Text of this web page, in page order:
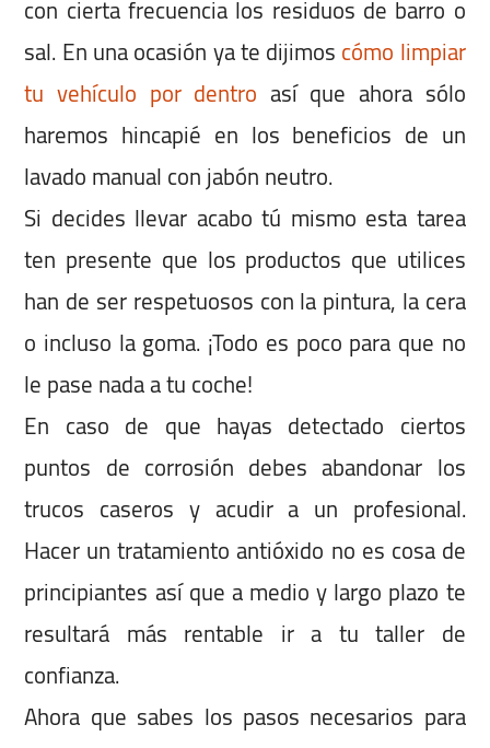
con cierta frecuencia los residuos de barro o
sal. En una ocasión ya te dijimoscómo limpiar
tu vehículo por dentro así que ahora sólo
haremos hincapié en los beneficios de un
lavado manual con jabón neutro.
Si decides llevar acabo tú mismo esta tarea
ten presente que los productos que utilices
han de ser respetuosos con la pintura, la cera
o incluso la goma. ¡Todo es poco para que no
le pase nada a tu coche!
En caso de que hayas detectado ciertos
puntos de corrosión debes abandonar los
trucos caseros y acudir a un profesional.
Hacer un tratamiento antióxido no es cosa de
principiantes así que a medio y largo plazo te
resultará más rentable ir a tu taller de
confianza.
Ahora que sabes los pasos necesarios para